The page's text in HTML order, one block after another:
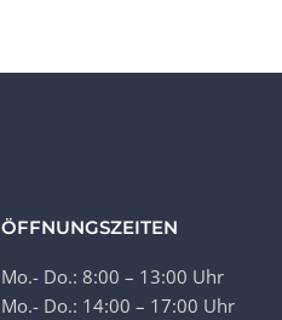
ÖFFNUNGSZEITEN
Mo.- Do.: 8:00 – 13:00 Uhr
Mo.- Do.: 14:00 – 17:00 Uhr